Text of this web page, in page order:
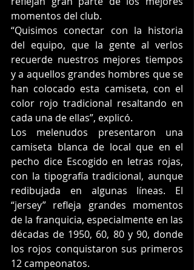
momentos del club.
“Quisimos conectar con la historia
del equipo, que la gente al verlos
recuerde nuestros mejores tiempos
y a aquellos grandes hombres que se
han colocado esta camiseta, con el
color rojo tradicional resaltando en
cada una de ellas”, explicó.
Los melenudos presentaron una
camiseta blanca de local que en el
pecho dice Escogido en letras rojas,
con la tipografía tradicional, aunque
redibujada en algunas líneas. El
“jersey” refleja grandes momentos
de la franquicia, especialmente en las
décadas de 1950, 60, 80 y 90, donde
los rojos conquistaron sus primeros
12 campeonatos.